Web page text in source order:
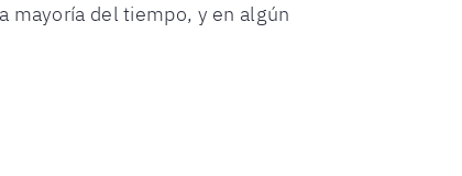
mayoría del tiempo, y en algún